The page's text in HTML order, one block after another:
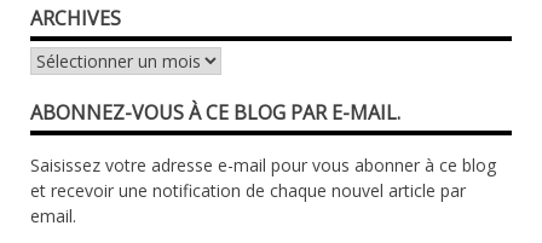
ARCHIVES
Archives
ABONNEZ-VOUS À CE BLOG PAR E-MAIL.
Saisissez votre adresse e-mail pour vous abonner à ce blog
et recevoir une notification de chaque nouvel article par
email.